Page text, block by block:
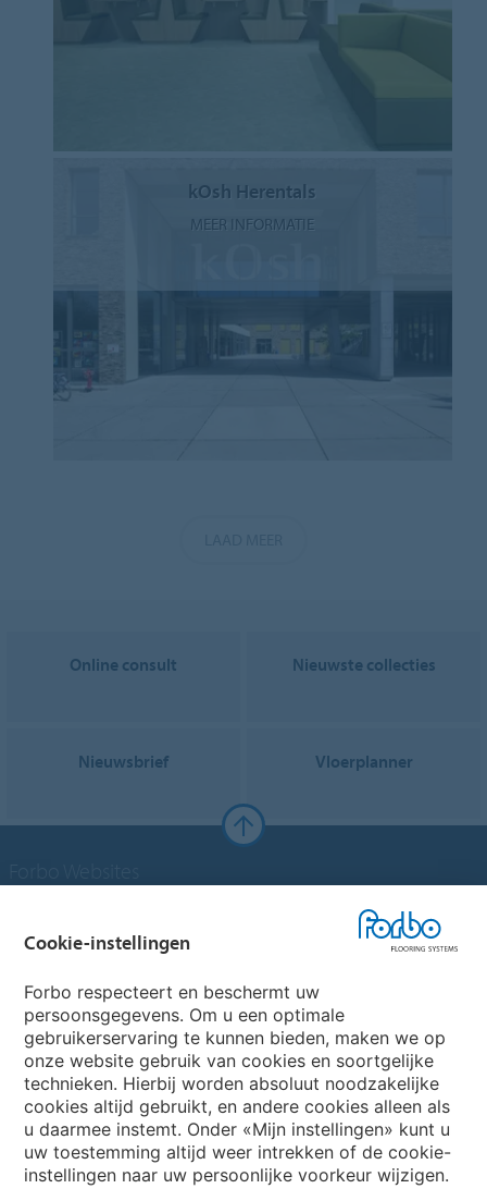
kOsh Herentals
MEER INFORMATIE
Online consult Nieuwste collecties
Nieuwsbrief Vloerplanner
Forbo Flooring Systems
Forbo Movement Systems
Kies een land
Cookie-instellingen
Forbo respecteert en beschermt uw
persoonsgegevens. Om u een optimale
gebruikerservaring te kunnen bieden, maken we op
onze website gebruik van cookies en soortgelijke
technieken. Hierbij worden absoluut noodzakelijke
cookies altijd gebruikt, en andere cookies alleen als
u daarmee instemt. Onder «Mijn instellingen» kunt u
uw toestemming altijd weer intrekken of de cookie-
instellingen naar uw persoonlijke voorkeur wijzigen.